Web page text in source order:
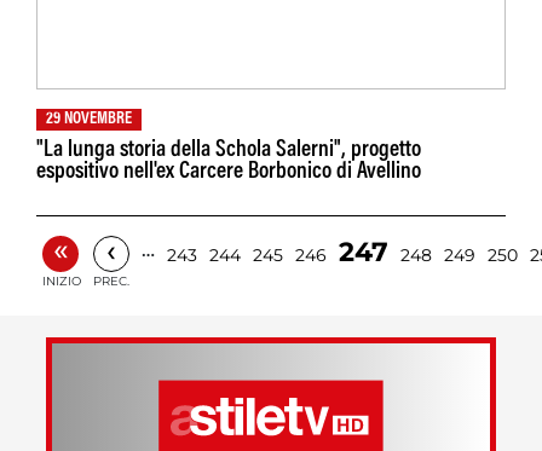
29 NOVEMBRE
"La lunga storia della Schola Salerni", progetto
espositivo nell'ex Carcere Borbonico di Avellino
«
INIZIO
‹
PREC.
… 243 244 245 246 247 248 249 250